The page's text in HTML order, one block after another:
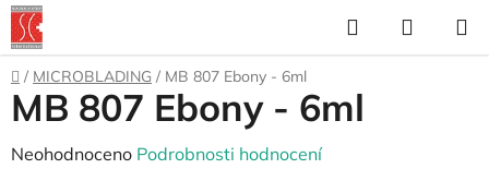
Přejít
na
obsah
Hledat
KOŠÍK
Domů
/ MICROBLADING / MB 807 Ebony - 6ml
MB 807 Ebony - 6ml
Průměrné
Neohodnoceno Podrobnosti hodnocení